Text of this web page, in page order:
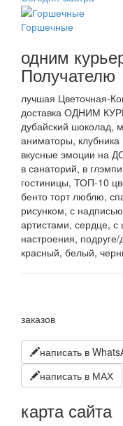
Горшечные
одним
Получателю
лучшая Цветочная-
доставка ОДНИМ
дубайский шоколад,
аниматоры,
вкусные эмоции на
в санаторий, в
гостиницы, ТОП-10
бенто торт люблю,
рисунком, с
артистами, сердце,
настроения,
красный, белый,
заказов
написать в
написать в МАХ
карта сайта